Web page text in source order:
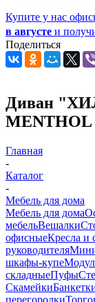
Купите у нас
в августе и
Поделиться
Диван
MENTHOL
Главная
-
Каталог
-
Мебель для дома
Мебель для дома
мебельВешалки
офисныеКресла и
руководителя
шкафы-купе
складныеПуфы
Скамейки
перегородки